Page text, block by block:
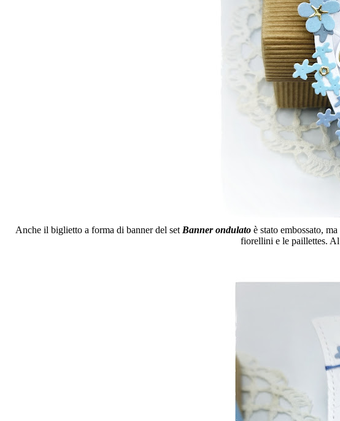
Anche il biglietto a forma di banner del set Banner ondulatoè stato embossato,
fiorellini e le paillettes.